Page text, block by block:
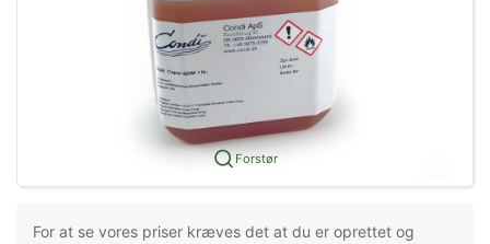
Forstør
For at se vores priser kræves det at du er oprettet og